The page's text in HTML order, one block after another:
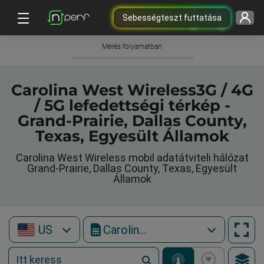
Sebességteszt futtatása
Mérés folyamatban
Carolina West Wireless3G / 4G
/ 5G lefedettségi térkép -
Grand-Prairie, Dallas County,
Texas, Egyesült Államok
Carolina West Wireless mobil adatátviteli hálózat
Grand-Prairie, Dallas County, Texas, Egyesült
Államok
US Carolina West Wireless